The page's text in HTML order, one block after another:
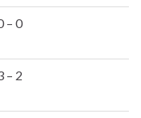
– 0
– 2